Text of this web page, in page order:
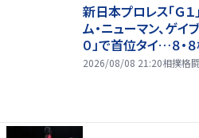
新日本プロレス「Ｇ
ム・ニューマン、ゲイ
０」で首位タイ…８・
2026/08/08 21:20相撲格